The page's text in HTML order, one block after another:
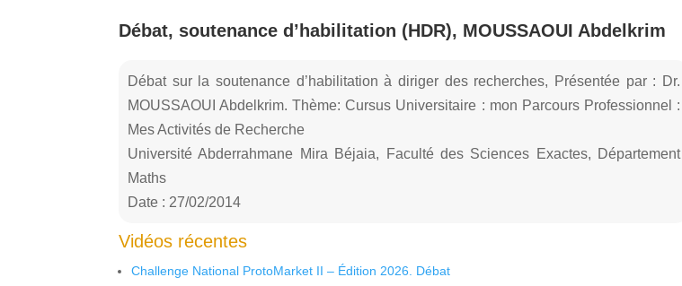
Débat, soutenance d’habilitation (HDR), MOUSSAOUI Abdelkrim
Débat sur la soutenance d’habilitation à diriger des recherches, Présentée par : Dr.
MOUSSAOUI Abdelkrim. Thème: Cursus Universitaire : mon Parcours Professionnel :
Mes Activités de Recherche
Université Abderrahmane Mira Béjaia, Faculté des Sciences Exactes, Département
Maths
Date : 27/02/2014
Vidéos récentes
Challenge National ProtoMarket II – Édition 2026. Débat